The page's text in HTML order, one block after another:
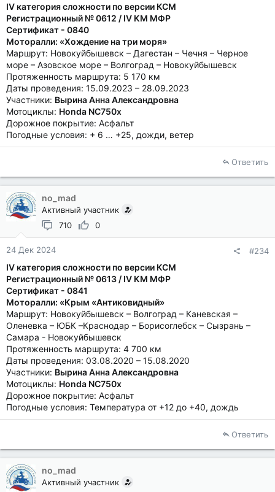
IV категория сложности по версии КСМ
Регистрационный № 0612 / IV КМ МФР
Сертификат - 0840
Моторалли: «Хождение на три моря»
Маршрут: Новокуйбышевск – Дагестан – Чечня – Черное
море – Азовское море – Волгоград – Новокуйбышевск
Протяженность маршрута: 5 170 км
Даты проведения: 15.09.2023 – 28.09.2023
Участники: Вырина Анна Александровна
Мотоциклы: Honda NC750x
Дорожное покрытие: Асфальт
Погодные условия: + 6 … +25, дожди, ветер
Ответить
no_mad
Активный участник
710
0
24 Дек 2024 #234
IV категория сложности по версии КСМ
Регистрационный № 0613 / IV КМ МФР
Сертификат - 0841
Моторалли: «Крым «Антиковидный»
Маршрут: Новокуйбышевск – Волгоград – Каневская –
Оленевка – ЮБК –Краснодар – Борисоглебск – Сызрань –
Самара - Новокуйбышевск
Протяженность маршрута: 4 700 км
Даты проведения: 03.08.2020 – 15.08.2020
Участники: Вырина Анна Александровна
Мотоциклы: Honda NC750x
Дорожное покрытие: Асфальт
Погодные условия: Температура от +12 до +40, дождь
Ответить
no_mad
Активный участник